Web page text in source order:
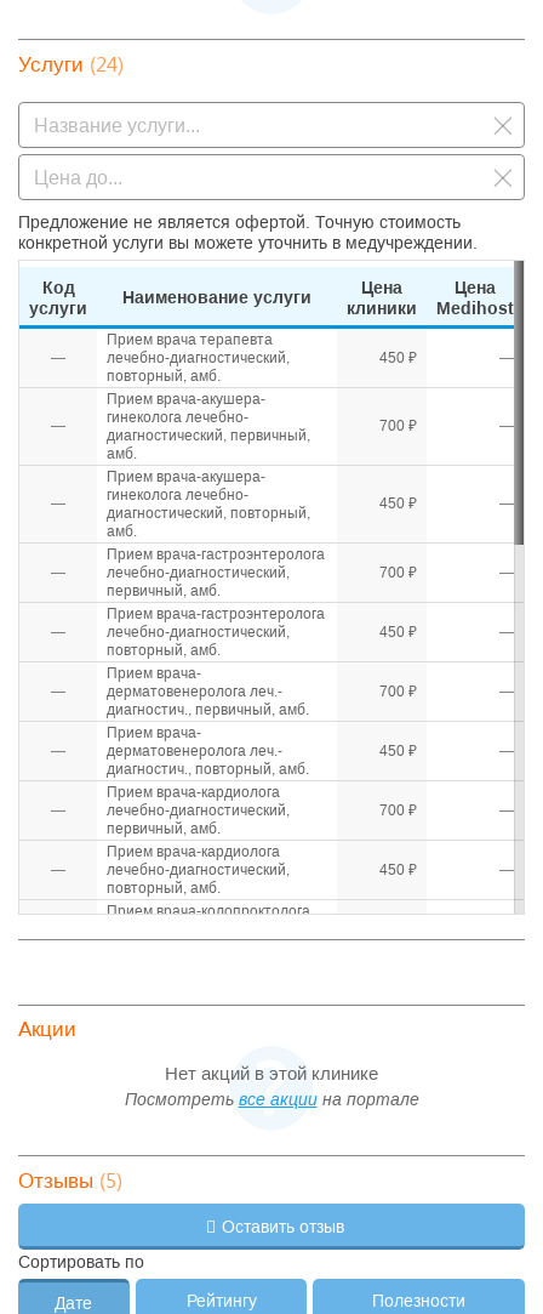
Услуги (24)
Предложение не является офертой. Точную стоимость
конкретной услуги вы можете уточнить в медучреждении.
Код
услуги
Наименование услуги
Цена
клиники
Цена
Medihost
—
Прием врача терапевта
лечебно-диагностический,
повторный, амб.
450 ₽ —
—
Прием врача-акушера-
гинеколога лечебно-
диагностический, первичный,
амб.
700 ₽ —
—
Прием врача-акушера-
гинеколога лечебно-
диагностический, повторный,
амб.
450 ₽ —
—
Прием врача-гастроэнтеролога
лечебно-диагностический,
первичный, амб.
700 ₽ —
—
Прием врача-гастроэнтеролога
лечебно-диагностический,
повторный, амб.
450 ₽ —
—
Прием врача-
дерматовенеролога леч.-
диагностич., первичный, амб.
700 ₽ —
—
Прием врача-
дерматовенеролога леч.-
диагностич., повторный, амб.
450 ₽ —
—
Прием врача-кардиолога
лечебно-диагностический,
первичный, амб.
700 ₽ —
—
Прием врача-кардиолога
лечебно-диагностический,
повторный, амб.
450 ₽ —
Прием врача-колопроктолога
повторный, амб.
первичный, амб.
Прием врача-невролога
лечебно-диагностический,
450 ₽
первичный, амб.
Прием врача-офтальмолога
лечебно-диагностический,
повторный, амб.
—
Прием врача-терапевта
лечебно-диагностический,
первичный, амб.
Акции
Нет акций в этой клинике
Посмотреть все акциина портале
Отзывы (5)
Оставить отзыв
Сортировать по
Дате Рейтингу
Полезности